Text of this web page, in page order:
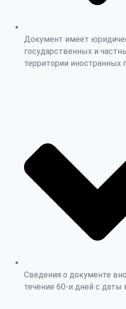
Документ имеет
государственных и
территории иностранных
Сведения о документе
течение 60-и дней с даты